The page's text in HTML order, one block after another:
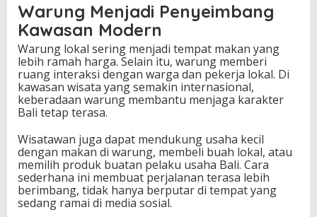
Warung Menjadi Penyeimbang
Kawasan Modern
Warung lokal sering menjadi tempat makan yang
lebih ramah harga. Selain itu, warung memberi
ruang interaksi dengan warga dan pekerja lokal. Di
kawasan wisata yang semakin internasional,
keberadaan warung membantu menjaga karakter
Bali tetap terasa.
Wisatawan juga dapat mendukung usaha kecil
dengan makan di warung, membeli buah lokal, atau
memilih produk buatan pelaku usaha Bali. Cara
sederhana ini membuat perjalanan terasa lebih
berimbang, tidak hanya berputar di tempat yang
sedang ramai di media sosial.